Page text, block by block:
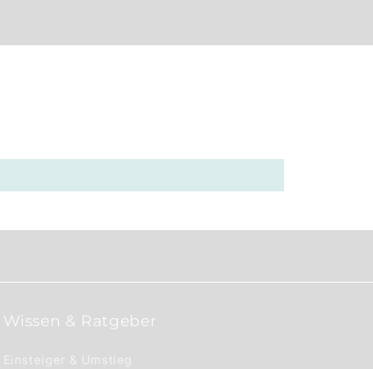
Wissen & Ratgeber
Einsteiger & Umstieg